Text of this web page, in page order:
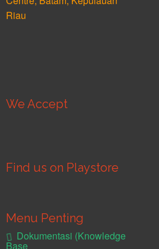
Riau
We Accept
Find us on Playstore
Menu Penting
Dokumentasi (Knowledge
Base